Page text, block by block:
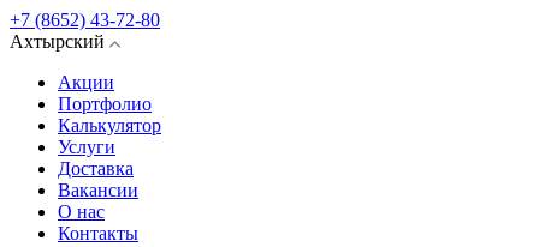
+7 (8652) 43-72-80
Ахтырский
Акции
Портфолио
Калькулятор
Услуги
Доставка
Вакансии
О нас
Контакты